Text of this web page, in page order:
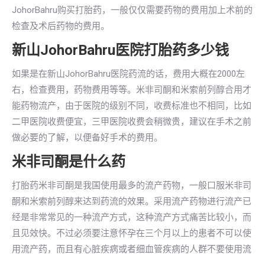
JohorBahru购买打胎药，一般仅仅需要药物的费用加上术前的
检查及术后药物的费用。
新山JohorBahru医院打胎药多少钱
如果是在新山JohorBahru医院药流的话，费用大概在2000左
右，检查费用，药物费用等等。米非司酮和米索前列醇合用才
能药物流产，由于医院的级别不同，收费标准也不相同，比如
二甲医院收费便宜，三甲医院收费会稍微贵，建议在手术之前
做必要的了解，以便备好手术的费用。
米非司酮是什么药
打胎药米非司酮是我国使用最多的流产药物，一般口服米非司
酮和米索前列醇来达到药流的效果。采用流产药物进行流产已
经是非常常见的一种流产方式，这种流产方式痛苦比较小，而
且见效快。不过必须要注意怀孕在三个月以上的患者不可以使
用流产药，而且有心脏疾病或者细血管疾病的人群不要使用流